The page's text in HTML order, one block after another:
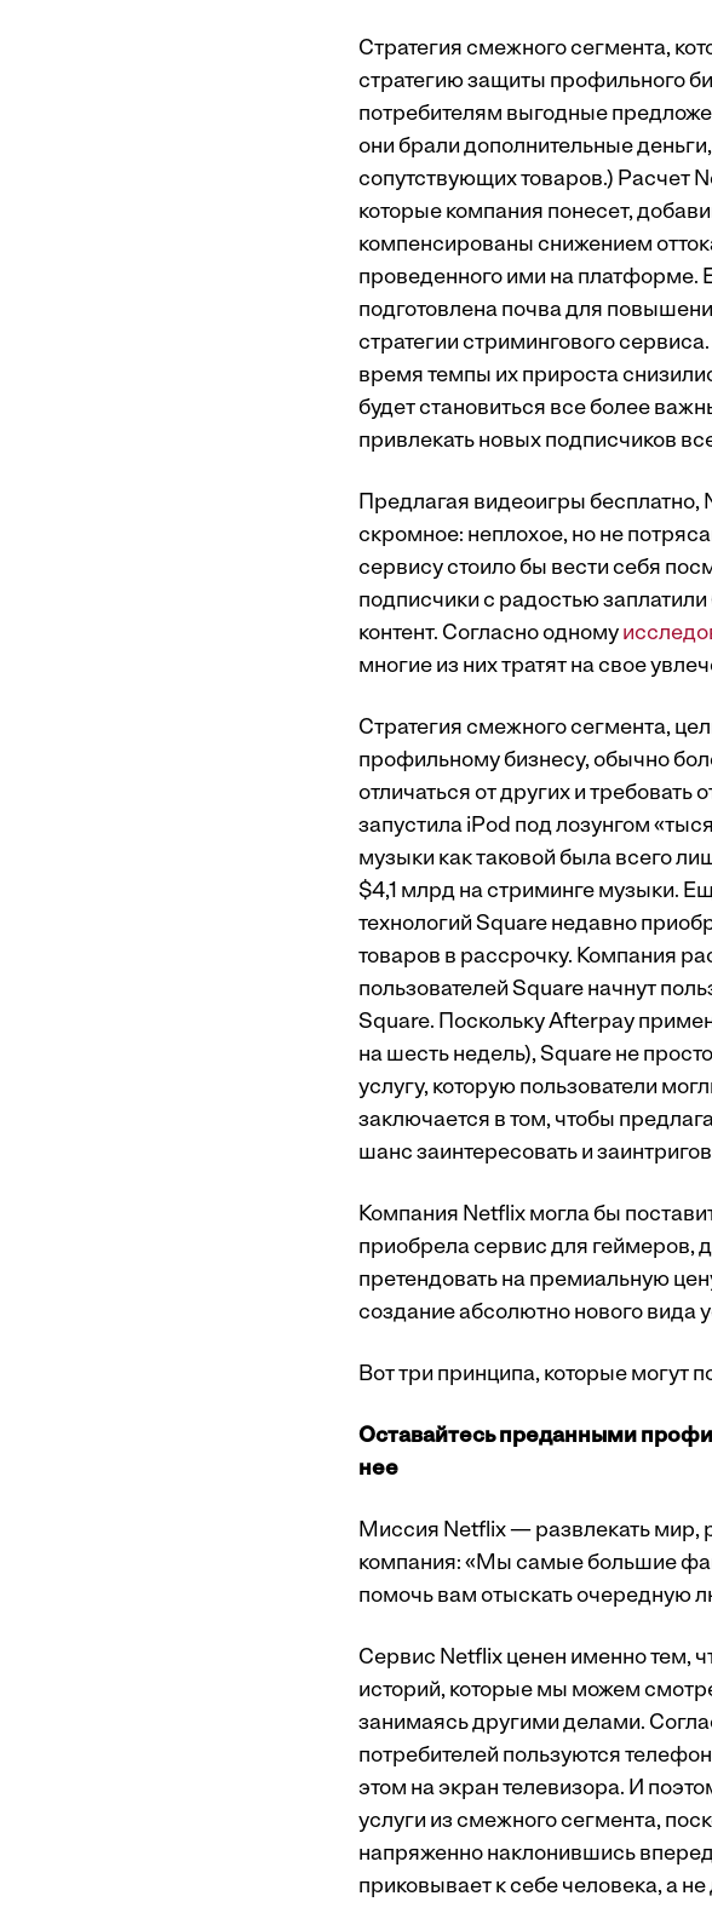
Стратегия смежного сегмента,
стратегию защиты профильного
потребителям выгодные
они брали дополнительные
сопутствующих товаров.) Расчет
которые компания понесет,
компенсированы снижением
проведенного ими на платформе.
подготовлена почва для
стратегии стримингового
время темпы их прироста
будет становиться все более
привлекать новых подписчиков
Предлагая видеоигры бесплатно,
скромное: неплохое, но не
сервису стоило бы вести себя
подписчики с радостью
контент. Согласно одному
многие из них тратят на свое
Стратегия смежного сегмента,
профильному бизнесу, обычно
отличаться от других и
запустила iPod под лозунгом
музыки как таковой была всего
$4,1 млрд на стриминге музыки.
технологий Square недавно
товаров в рассрочку. Компания
пользователей Square начнут
Square. Поскольку Afterpay
на шесть недель), Square не
услугу, которую пользователи
заключается в том, чтобы
шанс заинтересовать и
Компания Netflix могла бы
приобрела сервис для геймеров,
претендовать на премиальную
создание абсолютно нового вида
Вот три принципа, которые могут
Оставайтесь преданными
нее
Миссия Netflix — развлекать мир,
компания: «Мы самые большие
помочь вам отыскать очередную
Сервис Netflix ценен именно тем,
историй, которые мы можем
занимаясь другими делами.
потребителей пользуются
этом на экран телевизора. И
услуги из смежного сегмента,
напряженно наклонившись
приковывает к себе человека, а